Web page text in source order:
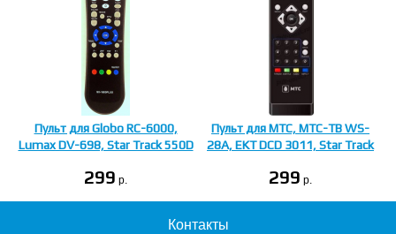
Пульт для Globo RC-6000,
Lumax DV-698, Star Track 550D
299 p.
Пульт для МТС, МТС-ТВ WS-
28A, EKT DCD 3011, Star Track
299 p.
Контакты